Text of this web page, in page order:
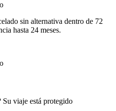
sin alternativa dentro de 72
hasta 24 meses.
Su viaje está protegido